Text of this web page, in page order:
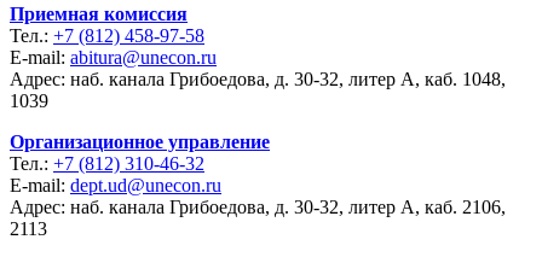
Приемная комиссия
Тел.: +7 (812) 458-97-58
E-mail: abitura@unecon.ru
Адрес: наб. канала Грибоедова, д. 30-32, литер А, каб. 1048,
1039
Организационное управление
Тел.: +7 (812) 310-46-32
E-mail: dept.ud@unecon.ru
Адрес: наб. канала Грибоедова, д. 30-32, литер А, каб. 2106,
2113